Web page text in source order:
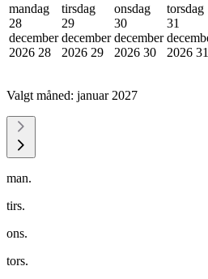
mandag
28
december
2026 28
tirsdag
29
december
2026 29
onsdag
30
december
2026 30
torsdag
31
2026 31
Valgt måned: januar 2027
man.
tirs.
ons.
tors.